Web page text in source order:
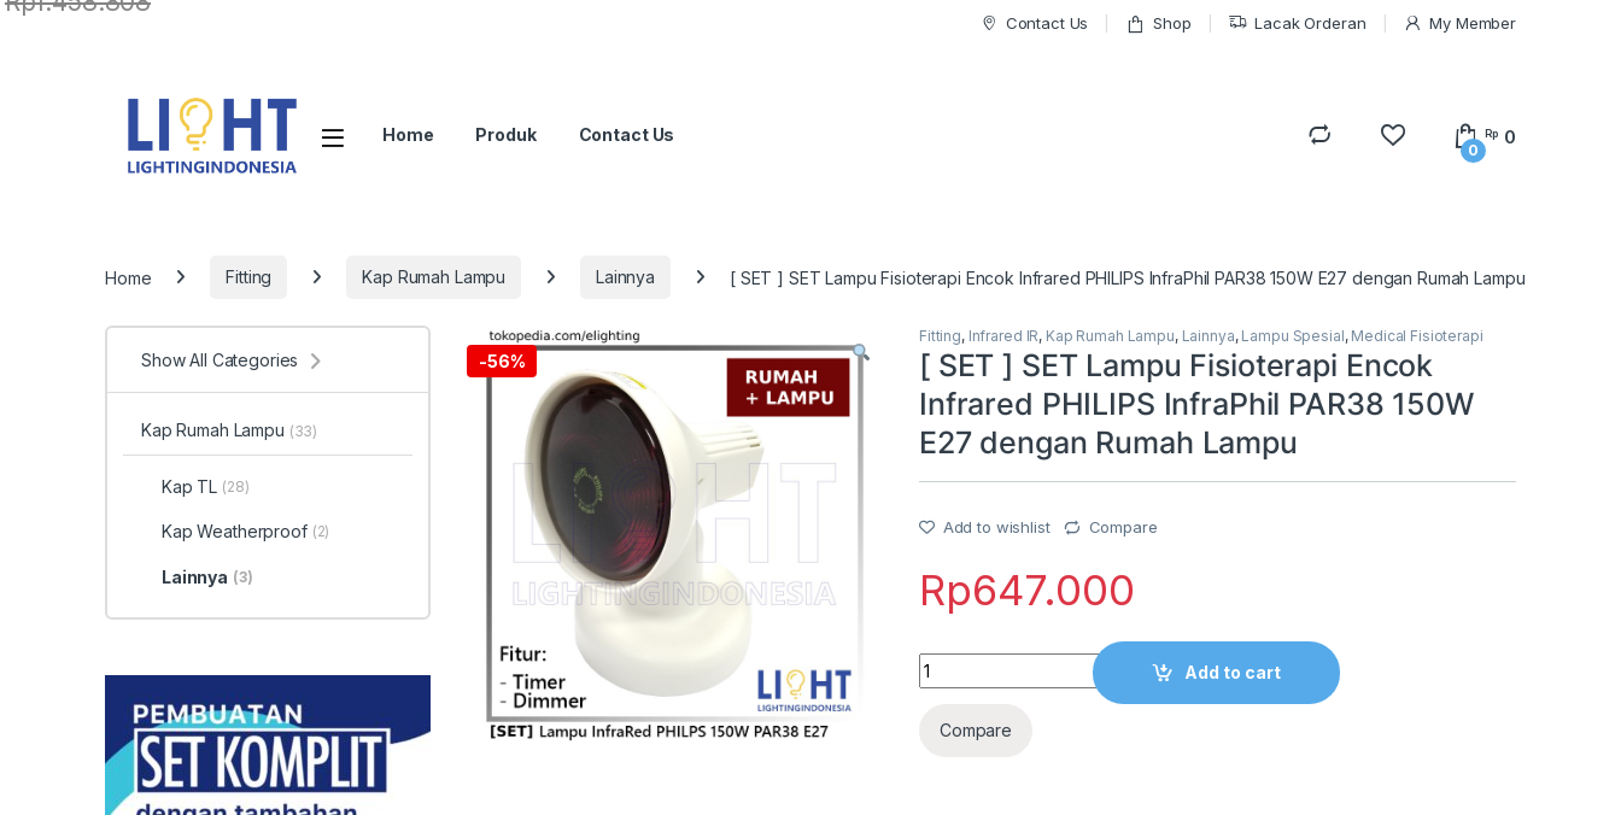
Contact Us Shop Lacak Orderan My Member
Home Produk Contact Us
0
Rp 0
Home Fitting Kap Rumah Lampu Lainnya [ SET ] SET Lampu Fisioterapi Encok Infrared PHILIPS InfraPhil PAR38 150W E27 dengan Rumah Lampu
-56%
Fitting, Infrared IR, Kap Rumah Lampu, Lainnya, Lampu Spesial, Medical Fisioterapi
[ SET ] SET Lampu Fisioterapi Encok
Infrared PHILIPS InfraPhil PAR38 150W
E27 dengan Rumah Lampu
Add to wishlist Compare
Rp647.000
[ SET ] SET Lampu Fisioterapi Encok Infrared PHILIPS InfraPhil PAR38 150W E27
Add to cart
Compare
Show All Categories
Kap Rumah Lampu (33)
Kap TL (28)
Kap Weatherproof (2)
Lainnya (3)